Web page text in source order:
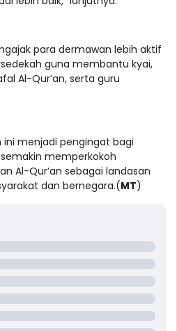
para dermawan lebih aktif
guna membantu kyai,
Al-Qur’an, serta guru
ini menjadi pengingat bagi
memperkokoh
Al-Qur’an sebagai landasan
dan bernegara.(MT)